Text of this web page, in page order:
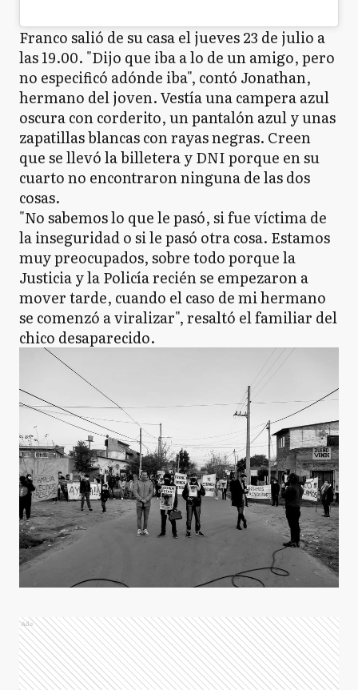
Franco salió de su casa el jueves 23 de julio a
las 19.00. "Dijo que iba a lo de un amigo, pero
no especificó adónde iba", contó Jonathan,
hermano del joven. Vestía una campera azul
oscura con corderito, un pantalón azul y unas
zapatillas blancas con rayas negras. Creen
que se llevó la billetera y DNI porque en su
cuarto no encontraron ninguna de las dos
cosas.
"No sabemos lo que le pasó, si fue víctima de
la inseguridad o si le pasó otra cosa. Estamos
muy preocupados, sobre todo porque la
Justicia y la Policía recién se empezaron a
mover tarde, cuando el caso de mi hermano
se comenzó a viralizar", resaltó el familiar del
chico desaparecido.
Ads